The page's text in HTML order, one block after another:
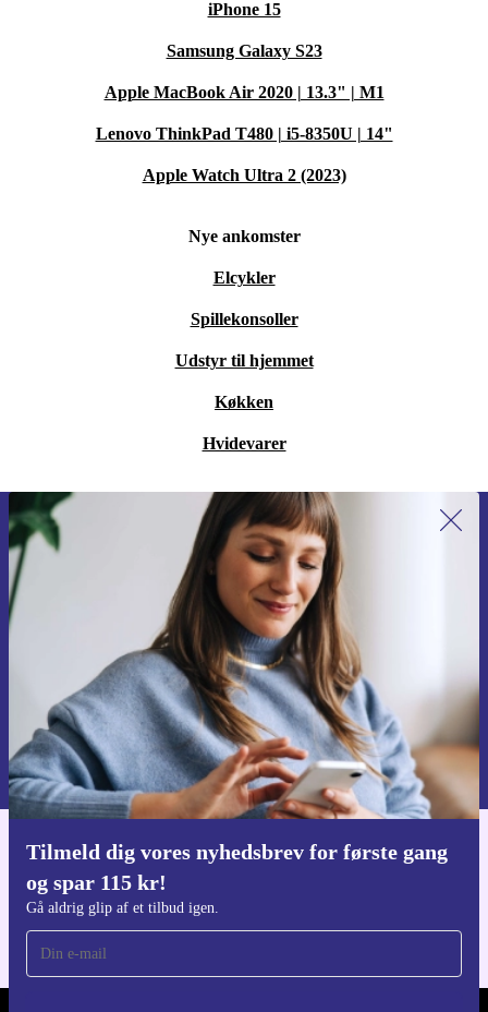
iPhone 15
Samsung Galaxy S23
Apple MacBook Air 2020 | 13.3" | M1
Lenovo ThinkPad T480 | i5-8350U | 14"
Apple Watch Ultra 2 (2023)
Nye ankomster
Elcykler
Spillekonsoller
Udstyr til hjemmet
Køkken
Hvidevarer
Tilmeld dig vores nyhedsbrev for første gang
og spar 115 kr!
Gå aldrig glip af et tilbud igen.
Tilmeld dig vores nyhedsbrev for
første gang og spar 115 kr!
Gå aldrig glip af et tilbud igen.
Anmod om kupon
Du kan finde information omkring vores brug af personlig data i vores
Privatlivspolitik
Download refurbed appen